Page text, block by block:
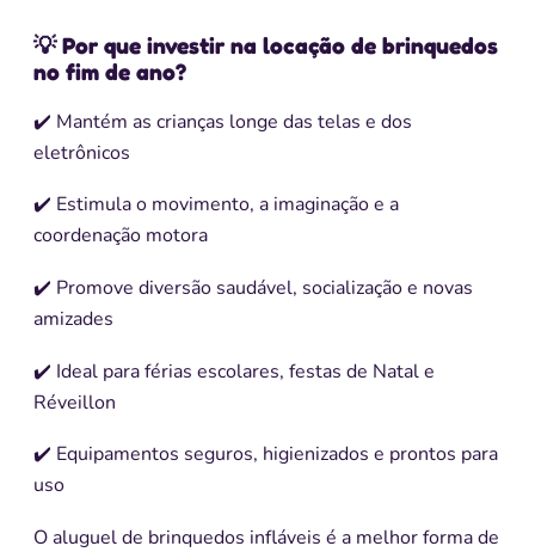
💡 Por que investir na locação de brinquedos
no fim de ano?
✔️ Mantém as crianças longe das telas e dos
eletrônicos
✔️ Estimula o movimento, a imaginação e a
coordenação motora
✔️ Promove diversão saudável, socialização e novas
amizades
✔️ Ideal para férias escolares, festas de Natal e
Réveillon
✔️ Equipamentos seguros, higienizados e prontos para
uso
O aluguel de brinquedos infláveis é a melhor forma de